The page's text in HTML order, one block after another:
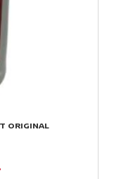
ORIGINAL
El